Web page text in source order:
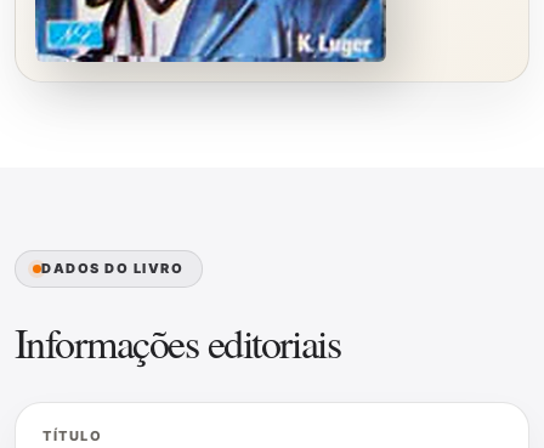
DADOS DO LIVRO
Informações editoriais
TÍTULO